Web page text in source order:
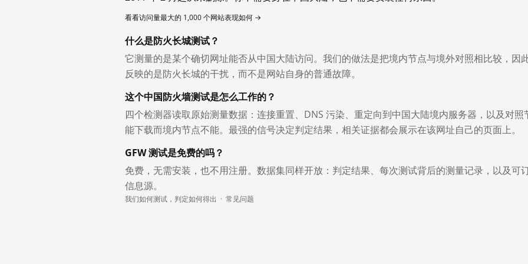
看看访问量最大的 1,000 个网站表现如何 →
什么是防火长城测试？
它测量的是某个确切网址能否从中国大陆访问。我们的做法是把境内节点与境外对照相比较，因
反映的是防火长城的干扰，而不是网站自身的普通故障。
这个中国防火墙测试是怎么工作的？
四个检测器读取原始测量数据：连接重置、DNS 污染、重定向到中国大陆境内服务器，以及对照
能下载而境内节点不能。最强的信号决定判定结果，相关证据都会展示在该网址自己的页面上。
GFW 测试是免费的吗？
免费，无需安装，也不用注册。数据集同样开放：判定结果、每次测试背后的测量记录，以及可
信息源。
我们如何测试，判定如何得出 · 常见问题